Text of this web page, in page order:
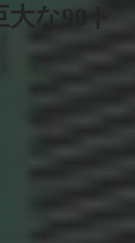
な90ト